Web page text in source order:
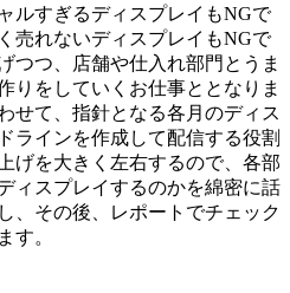
ルすぎるディスプレイもNGで
売れないディスプレイもNGで
つつ、店舗や仕入れ部門とうま
りをしていくお仕事ととなりま
せて、指針となる各月のディス
ラインを作成して配信する役割
げを大きく左右するので、各部
ィスプレイするのかを綿密に話
、その後、レポートでチェック
す。